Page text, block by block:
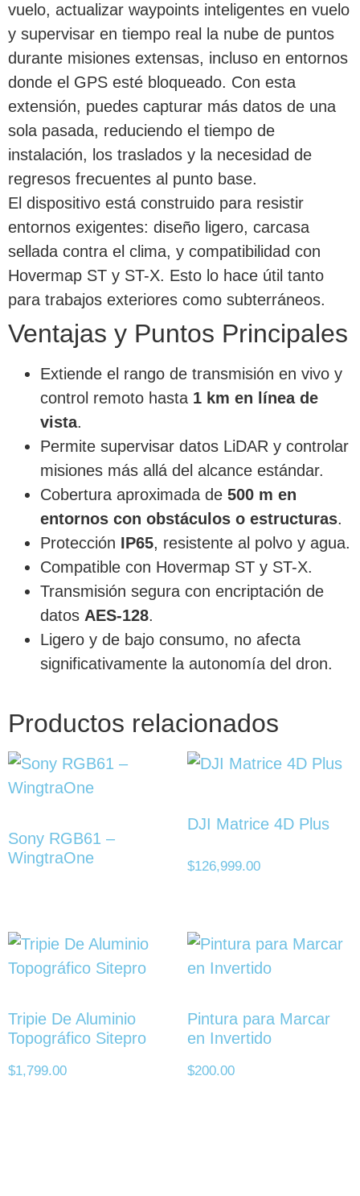
vuelo, actualizar waypoints inteligentes en vuelo
y supervisar en tiempo real la nube de puntos
durante misiones extensas, incluso en entornos
donde el GPS esté bloqueado. Con esta
extensión, puedes capturar más datos de una
sola pasada, reduciendo el tiempo de
instalación, los traslados y la necesidad de
regresos frecuentes al punto base.
El dispositivo está construido para resistir
entornos exigentes: diseño ligero, carcasa
sellada contra el clima, y compatibilidad con
Hovermap ST y ST-X. Esto lo hace útil tanto
para trabajos exteriores como subterráneos.
Ventajas y Puntos Principales
Extiende el rango de transmisión en vivo y
control remoto hasta 1 km en línea de
vista.
Permite supervisar datos LiDAR y controlar
misiones más allá del alcance estándar.
Cobertura aproximada de 500 m en
entornos con obstáculos o estructuras.
Protección IP65, resistente al polvo y agua.
Compatible con Hovermap ST y ST-X.
Transmisión segura con encriptación de
datos AES-128.
Ligero y de bajo consumo, no afecta
significativamente la autonomía del dron.
Productos relacionados
Sony RGB61 –
WingtraOne
DJI Matrice 4D Plus
$126,999.00
Tripie De Aluminio
Topográfico Sitepro
$1,799.00
Pintura para Marcar
en Invertido
$200.00